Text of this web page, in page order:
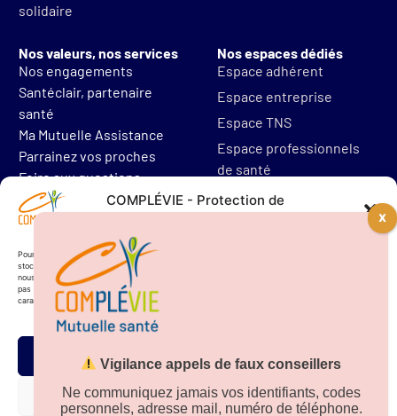
COMPLÉVIE - Protection de
Pour offrir les meilleures expériences, nous utilisons des technologies telles que les cookies pour
stocker et/ou accéder aux informations des appareils. Le fait de consentir à ces technologies
nous permettra de traiter des données telles que le comportement de navigation. Le fait de ne
pas consentir ou de retirer son consentement peut avoir un effet négatif sur certaines
caractéristiques et fonctions.
Accepter
Refuser
solidaire
Nos valeurs, nos services
Nos engagements
Santéclair, partenaire
santé
Ma Mutuelle Assistance
Parrainez vos proches
Foire aux questions
Nos espaces dédiés
Espace adhérent
Espace entreprise
Espace TNS
Espace professionnels
de santé
Mentions légales
Protections des données
Téléchargez notre
application sur
Vigilance appels de faux conseillers
Ne communiquez jamais vos identifiants, codes
personnels, adresse mail, numéro de téléphone.